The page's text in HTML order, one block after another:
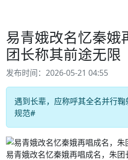
易青娥改名忆秦娥
团长称其前途无限
发布时间：2026-05-21 04:55
遇到长辈，应称呼其全名并行
规范#
易青娥改名忆秦娥再唱成名，朱团